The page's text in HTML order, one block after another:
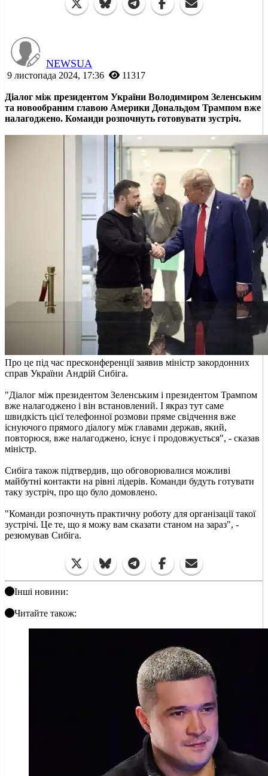
NEWSUA
9 листопада 2024, 17:36 11317
Діалог між президентом України Володимиром Зеленським
та новообраним главою Америки Дональдом Трампом вже
налагоджено. Команди розпочнуть готовувати зустріч.
Про це під час пресконференції заявив міністр закордонних
справ України Андрій Сибіга.
"Діалог між президентом Зеленським і президентом Трампом
вже налагоджено і він встановлений. І якраз тут саме
швидкість цієї телефонної розмови пряме свідчення вже
існуючого прямого діалогу між главами держав, який,
повторюся, вже налагоджено, існує і продовжується", - сказав
міністр.
Сибіга також підтвердив, що обговорювалися можливі
майбутні контакти на рівні лідерів. Команди будуть готувати
таку зустріч, про що було домовлено.
"Команди розпочнуть практичну роботу для організації такої
зустрічі. Це те, що я можу вам сказати станом на зараз", -
резюмував Сибіга.
Інші новини:
Читайте також: